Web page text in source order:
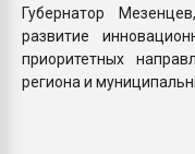
Губернатор
развитие
приоритетных
региона и